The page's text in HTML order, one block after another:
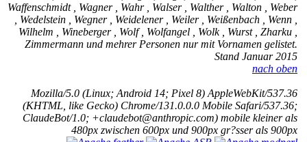
Waffenschmidt , Wagner , Wahr , Walser , Walther , Walton , Weber
, Wedelstein , Wegner , Weidelener , Weiler , Weißenbach , Wenn ,
Wilhelm , Wineberger , Wolf , Wolfangel , Wolk , Wurst , Zharku ,
Zimmermann und mehrer Personen nur mit Vornamen gelistet.
Stand Januar 2015
nach oben
Mozilla/5.0 (Linux; Android 14; Pixel 8) AppleWebKit/537.36
(KHTML, like Gecko) Chrome/131.0.0.0 Mobile Safari/537.36;
ClaudeBot/1.0; +claudebot@anthropic.com) mobile kleiner als
480px zwischen 600px und 900px gr?sser als 900px